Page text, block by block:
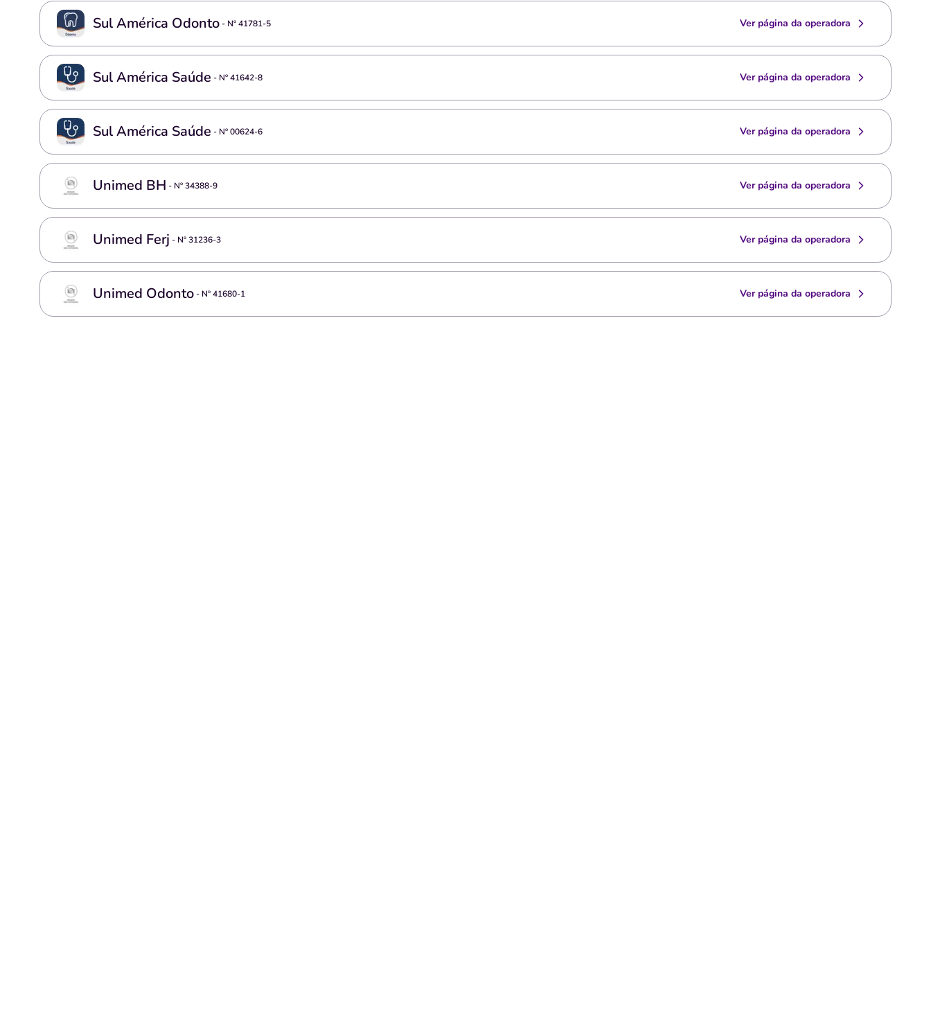
Sul América Odonto- Nº41781-5 Ver página da operadora
Sul América Saúde - Nº41642-8 Ver página da operadora
Sul América Saúde - Nº00624-6 Ver página da operadora
Unimed BH - Nº34388-9 Ver página da operadora
Unimed Ferj - Nº31236-3 Ver página da operadora
Unimed Odonto- Nº41680-1 Ver página da operadora